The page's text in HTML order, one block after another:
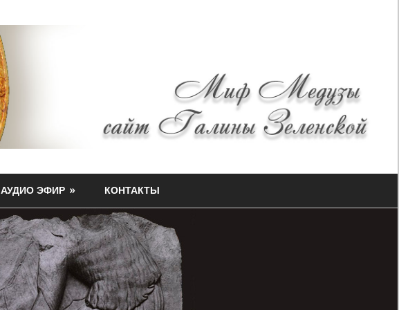
АУДИО ЭФИР КОНТАКТЫ